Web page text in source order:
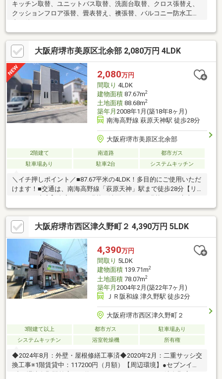
キッチン取替、ユニットバス取替、洗面台取替、クロス張替え、
クッションフロア張替、畳表替え、襖張替、バルコニー防水工
大阪府堺市美原区北余部 2,080万円 4LDK
2,080万円
間取り 4LDK
建物面積87.67m2
土地面積88.68m2
築年月 2008年1月(築18年8ヶ月)
南海高野線 萩原天神駅 徒歩28分
大阪府堺市美原区北余部
2階建て 南道路
都市ガス
駐車場あり
駐車2台 システムキッチン
＼イチ押しポイント／■87.67平米の4LDK！多目的にご使用いただ
けます！■交通は、南海高野線「萩原天神」駅まで徒歩28分【リ
張、洗面台・トイレ入替、畳表替、襖張替、障子張替、ハウスク
リーニング等＼周辺環境のピックアップ／◆小学校…美原西小学
校まで約260ｍ◆中学校…美原中学校まで約1000ｍ◆ショッピン
グ施設…ららぽーと堺まで約950ｍ◆コンビニ…ローソン美原阿弥
店まで約450ｍ＼ユースフルって／１．購入・売却・賃貸の安心
オールサポート２．住宅ローン取扱い銀行と多数連携で低金利の
比較可能
大阪府堺市西区津久野町２ 4,390万円 5LDK
4,390万円
間取り 5LDK
建物面積139.71m2
土地面積78.07m2
築年月 2004年2月(築22年7ヶ月)
ＪＲ阪和線 津久野駅 徒歩2分
大阪府堺市西区津久野町２
3階建て以上 都市ガス
駐車場あり
システムキッチン
浴室乾燥機 所有権
◆2024年8月：外壁・屋根修繕工事済◆2020年2月：二重サッシ交
換工事※1階賃貸中：117200円（月額）【周辺環境】●セブンイレ